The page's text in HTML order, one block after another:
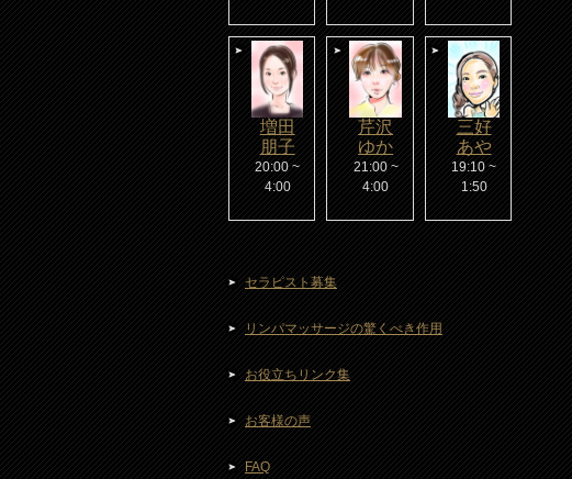
増田
朋子
20:00 ~
4:00
芹沢
ゆか
21:00 ~
4:00
三好
あや
19:10 ~
1:50
セラピスト募集
リンパマッサージの驚くべき作用
お役立ちリンク集
お客様の声
FAQ